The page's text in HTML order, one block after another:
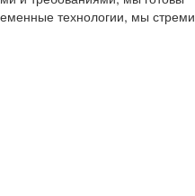
технологии, мы